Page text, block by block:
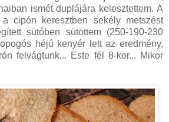
ismét duplájára kelesztettem. A
cipón keresztben sekély metszést
sütőben sütöttem (250-190-230
héjú kenyér lett az eredmény,
felvágtunk... Este fél 8-kor... Mikor